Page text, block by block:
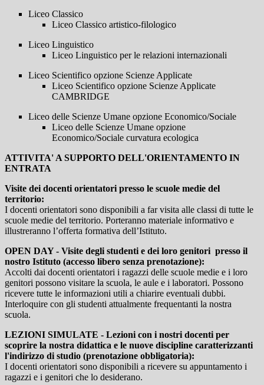
Liceo Classico
Liceo Classico artistico-filologico
Liceo Linguistico
Liceo Linguistico per le relazioni internazionali
Liceo Scientifico opzione Scienze Applicate
Liceo Scientifico opzione Scienze Applicate
CAMBRIDGE
Liceo delle Scienze Umane opzione Economico/Sociale
Liceo delle Scienze Umane opzione
Economico/Sociale curvatura ecologica
ATTIVITA' A SUPPORTO DELL'ORIENTAMENTO IN
ENTRATA
Visite dei docenti orientatori presso le scuole medie del
territorio:
I docenti orientatori sono disponibili a far visita alle classi di tutte le
scuole medie del territorio. Porteranno materiale informativo e
illustreranno l’offerta formativa dell’Istituto.
OPEN DAY - Visite degli studenti e dei loro genitori presso il
nostro Istituto (accesso libero senza prenotazione):
Accolti dai docenti orientatori i ragazzi delle scuole medie e i loro
genitori possono visitare la scuola, le aule e i laboratori. Possono
ricevere tutte le informazioni utili a chiarire eventuali dubbi.
Interloquire con gli studenti attualmente frequentanti la nostra
scuola.
LEZIONI SIMULATE - Lezioni con i nostri docenti per
scoprire la nostra didattica e le nuove discipline caratterizzanti
l'indirizzo di studio (prenotazione obbligatoria):
I docenti orientatori sono disponibili a ricevere su appuntamento i
ragazzi e i genitori che lo desiderano.